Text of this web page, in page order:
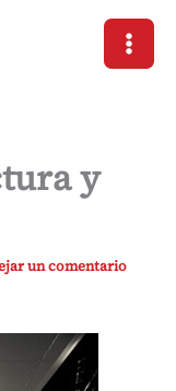
y
un comentario